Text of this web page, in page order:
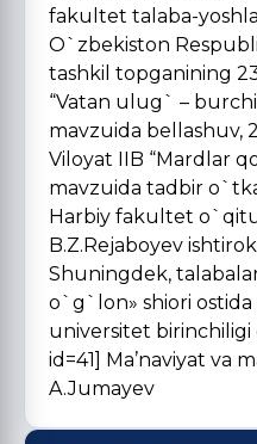
fakultet talaba-
O`zbekiston
tashkil topganining
“Vatan ulug` –
mavzuida bellashuv,
Viloyat IIB “Mardlar
mavzuida tadbir
Harbiy fakultet
B.Z.Rejaboyev
Shuningdek,
o`g`lon» shiori
universitet
id=41] Ma’naviyat va
A.Jumayev